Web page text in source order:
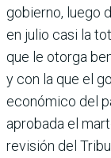
gobierno, luego
en julio casi la
que le otorga
y con la que el
económico del
aprobada el
revisión del